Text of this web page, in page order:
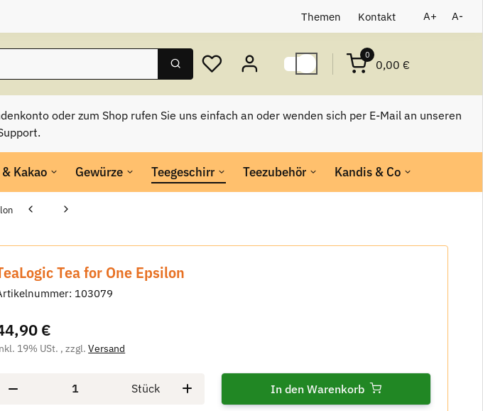
Themen Kontakt A+ A-
0
0,00 €
oder zum Shop rufen Sie uns einfach an oder wenden sich per E-Mail an unseren
Kakao Gewürze Teegeschirr Teezubehör Kandis & Co
Tea for One Epsilon
103079
€
19% USt. , zzgl.Versand
Stück In den Warenkorb